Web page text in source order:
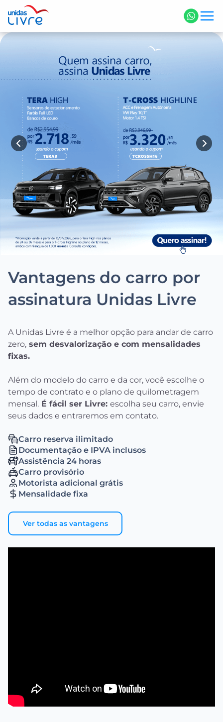
Vantagens do carro por
assinatura Unidas Livre
A Unidas Livre é a melhor opção para andar de carro
zero, sem desvalorização e com mensalidades
fixas.
Além do modelo do carro e da cor, você escolhe o
tempo de contrato e o plano de quilometragem
mensal. É fácil ser Livre: escolha seu carro, envie
seus dados e entraremos em contato.
Carro reserva ilimitado
Documentação e IPVA inclusos
Assistência 24 horas
Carro provisório
Motorista adicional grátis
Mensalidade fixa
Ver todas as vantagens